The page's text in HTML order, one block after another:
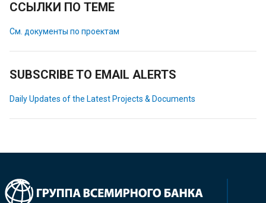
ССЫЛКИ ПО ТЕМЕ
См. документы по проектам
SUBSCRIBE TO EMAIL ALERTS
Daily Updates of the Latest Projects & Documents